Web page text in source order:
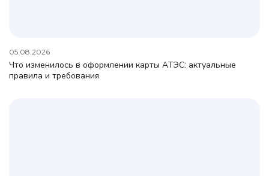
05.08.2026
Что изменилось в оформлении карты АТЭС: актуальные
правила и требования